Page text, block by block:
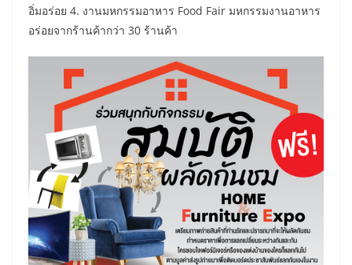
อิ่มอร่อย 4. งานมหกรรมอาหาร Food Fair มหกรรมงานอาหาร
อร่อยจากร้านค้ากว่า 30 ร้านค้า